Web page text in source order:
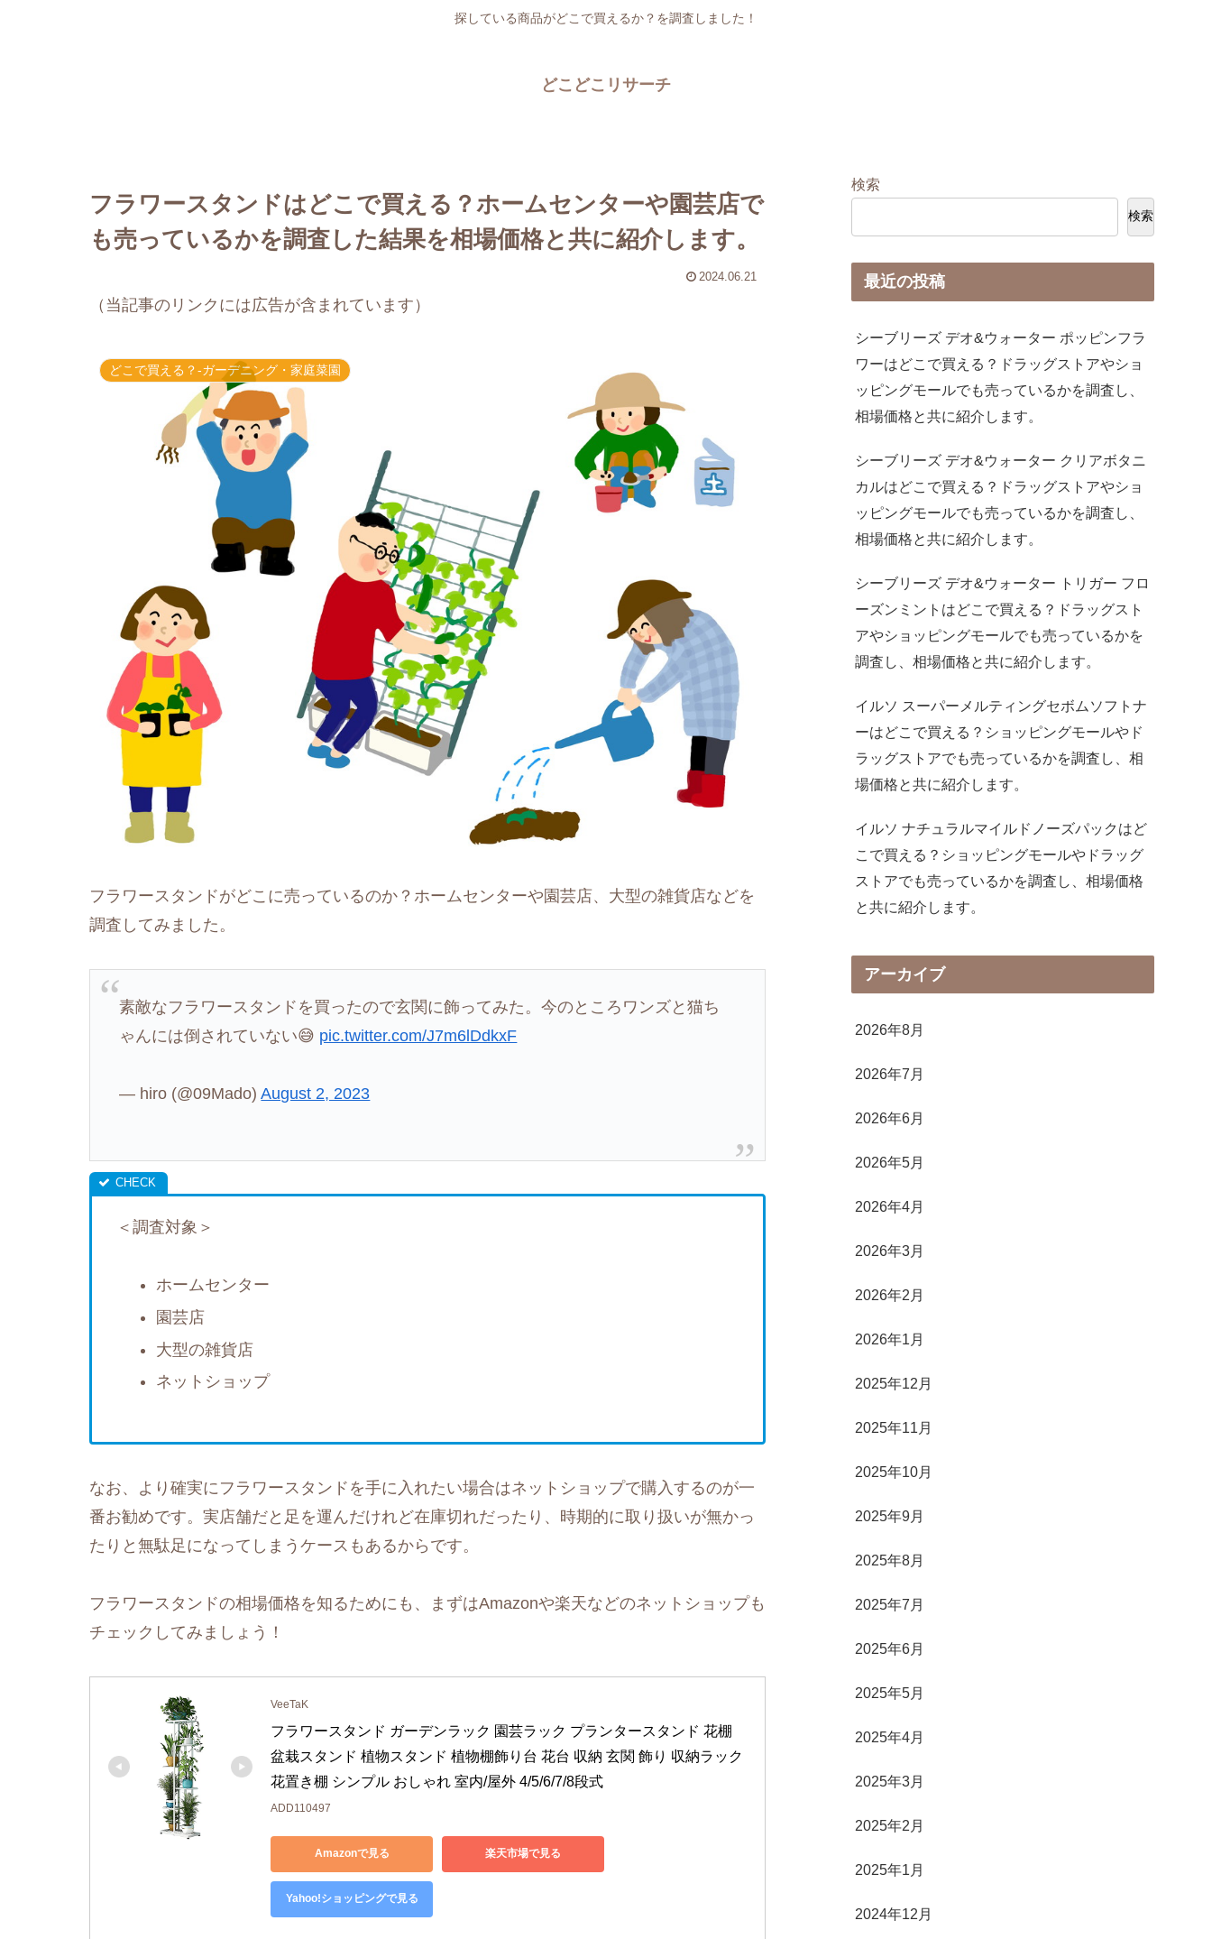
探している商品がどこで買えるか？を調査しました！
どこどこリサーチ
フラワースタンドはどこで買える？ホームセンターや園芸店で
も売っているかを調査した結果を相場価格と共に紹介します。
2024.06.21
（当記事のリンクには広告が含まれています）
どこで買える？-ガーデニング・家庭菜園
フラワースタンドがどこに売っているのか？ホームセンターや園芸店、大型の雑貨店などを
調査してみました。
素敵なフラワースタンドを買ったので玄関に飾ってみた。今のところワンズと猫ち
ゃんには倒されていない😅 pic.twitter.com/J7m6lDdkxF
— hiro (@09Mado)August 2, 2023
＜調査対象＞
ホームセンター
園芸店
大型の雑貨店
ネットショップ
なお、より確実にフラワースタンドを手に入れたい場合はネットショップで購入するのが一
番お勧めです。実店舗だと足を運んだけれど在庫切れだったり、時期的に取り扱いが無かっ
たりと無駄足になってしまうケースもあるからです。
フラワースタンドの相場価格を知るためにも、まずはAmazonや楽天などのネットショップも
チェックしてみましょう！
VeeTaK
フラワースタンド ガーデンラック 園芸ラック プランタースタンド 花棚
盆栽スタンド 植物スタンド 植物棚飾り台 花台 収納 玄関 飾り 収納ラック
花置き棚 シンプル おしゃれ 室内/屋外 4/5/6/7/8段式
ADD110497
Amazonで見る 楽天市場で見る
Yahoo!ショッピングで見る
検索
検索
最近の投稿
シーブリーズ デオ&ウォーター ポッピンフラ
ワーはどこで買える？ドラッグストアやショ
ッピングモールでも売っているかを調査し、
相場価格と共に紹介します。
シーブリーズ デオ&ウォーター クリアボタニ
カルはどこで買える？ドラッグストアやショ
ッピングモールでも売っているかを調査し、
相場価格と共に紹介します。
シーブリーズ デオ&ウォーター トリガー フロ
ーズンミントはどこで買える？ドラッグスト
アやショッピングモールでも売っているかを
調査し、相場価格と共に紹介します。
イルソ スーパーメルティングセボムソフトナ
ーはどこで買える？ショッピングモールやド
ラッグストアでも売っているかを調査し、相
場価格と共に紹介します。
イルソ ナチュラルマイルドノーズパックはど
こで買える？ショッピングモールやドラッグ
ストアでも売っているかを調査し、相場価格
と共に紹介します。
アーカイブ
2026年8月
2026年7月
2026年6月
2026年5月
2026年4月
2026年3月
2026年2月
2026年1月
2025年12月
2025年11月
2025年10月
2025年9月
2025年8月
2025年7月
2025年6月
2025年5月
2025年4月
2025年3月
2025年2月
2025年1月
2024年12月